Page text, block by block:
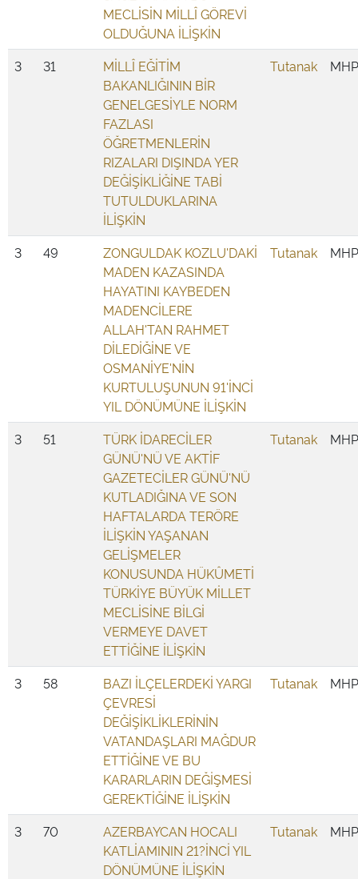
MECLİSİN MİLLÎ GÖREVİ
OLDUĞUNA İLİŞKİN
3 31
MİLLÎ EĞİTİM
BAKANLIĞININ BİR
GENELGESİYLE NORM
FAZLASI
ÖĞRETMENLERİN
RIZALARI DIŞINDA YER
DEĞİŞİKLİĞİNE TABİ
TUTULDUKLARINA
İLİŞKİN
Tutanak MHP
3 49
ZONGULDAK KOZLU'DAKİ
MADEN KAZASINDA
HAYATINI KAYBEDEN
MADENCİLERE
ALLAH'TAN RAHMET
DİLEDİĞİNE VE
OSMANİYE'NİN
KURTULUŞUNUN 91'İNCİ
YIL DÖNÜMÜNE İLİŞKİN
Tutanak MHP
3 51
TÜRK İDARECİLER
GÜNÜ'NÜ VE AKTİF
GAZETECİLER GÜNÜ'NÜ
KUTLADIĞINA VE SON
HAFTALARDA TERÖRE
İLİŞKİN YAŞANAN
GELİŞMELER
KONUSUNDA HÜKÛMETİ
TÜRKİYE BÜYÜK MİLLET
MECLİSİNE BİLGİ
VERMEYE DAVET
ETTİĞİNE İLİŞKİN
Tutanak MHP
3 58
BAZI İLÇELERDEKİ YARGI
ÇEVRESİ
DEĞİŞİKLİKLERİNİN
VATANDAŞLARI MAĞDUR
ETTİĞİNE VE BU
KARARLARIN DEĞİŞMESİ
GEREKTİĞİNE İLİŞKİN
Tutanak MHP
3 70
AZERBAYCAN HOCALI
KATLİAMININ 21?İNCİ YIL
DÖNÜMÜNE İLİŞKİN
Tutanak MHP